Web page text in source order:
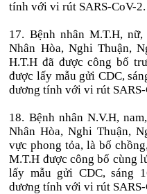
tính với vi rút SARS-CoV-2.
17. Bệnh nhân M.T.H,
Nhân Hòa, Nghi Thuận,
H.T.H đã được công bố
được lấy mẫu gửi CDC,
dương tính với vi rút SARS-
18. Bệnh nhân N.V.H,
Nhân Hòa, Nghi Thuận,
vực phong tỏa, là bố
M.T.H được công bố cùng
lấy mẫu gửi CDC, sáng
dương tính với vi rút SARS-